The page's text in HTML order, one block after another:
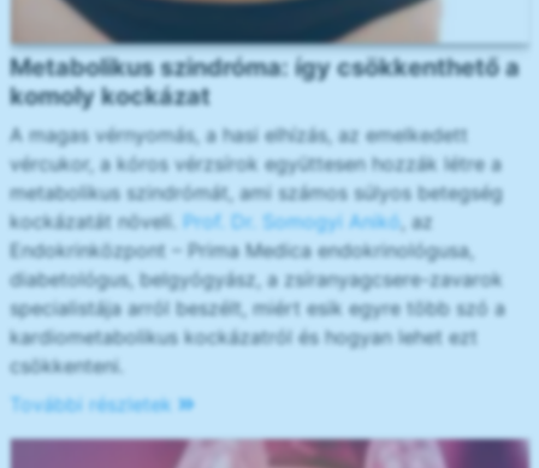
Metabolikus szindróma: így csökkenthető a
komoly kockázat
A magas vérnyomás, a hasi elhízás, az emelkedett
vércukor, a kóros vérzsírok együttesen hozzák létre a
metabolikus szindrómát, ami számos súlyos betegség
kockázatát növeli. Prof. Dr. Somogyi Anikó, az
Endokrinközpont – Prima Medica endokrinológusa,
diabetológus, belgyógyász, a zsíranyagcsere-zavarok
specialistája arról beszélt, miért esik egyre több szó a
kardiometabolikus kockázatról és hogyan lehet ezt
csökkenteni.
További részletek